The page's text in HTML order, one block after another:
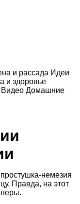
и рассада Идеи
и здоровье
Видео Домашние
немезия
Правда, на этот